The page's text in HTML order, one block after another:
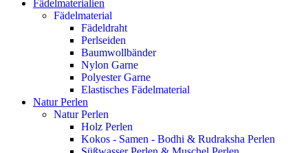
Fädelmaterialien
Fädelmaterial
Fädeldraht
Perlseiden
Baumwollbänder
Nylon Garne
Polyester Garne
Elastisches Fädelmaterial
Natur Perlen
Natur Perlen
Holz Perlen
Kokos - Samen - Bodhi & Rudraksha Perlen